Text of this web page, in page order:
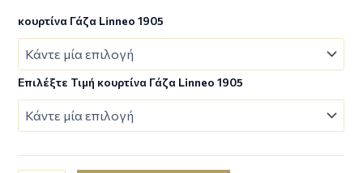
κουρτίνα Γάζα Linneo 1905
Επιλέξτε Τιμή κουρτίνα Γάζα Linneo 1905